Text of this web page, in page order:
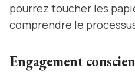
pourrez toucher les
comprendre le
Engagement